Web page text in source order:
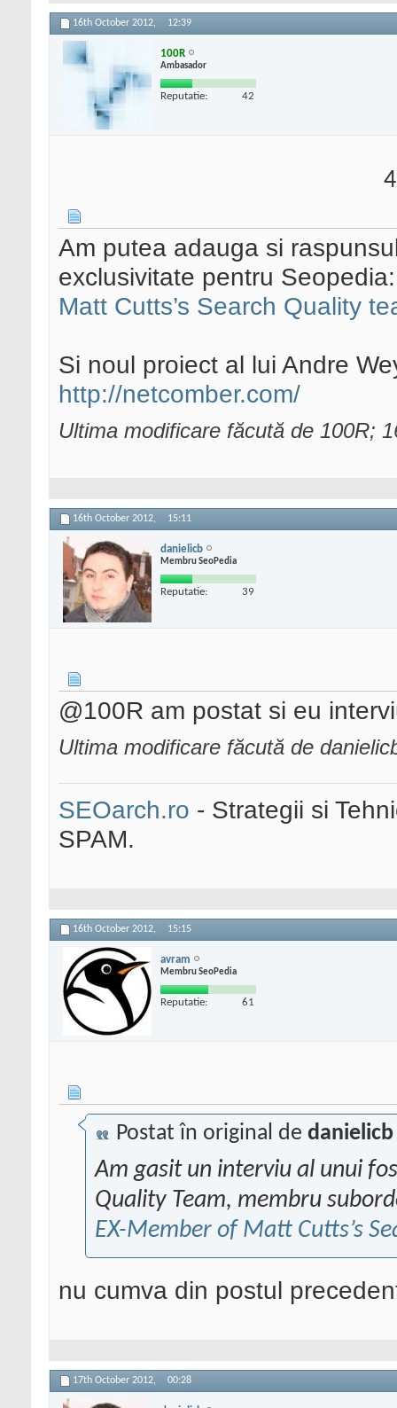
16th October 2012, 12:39
100R
Ambasador
Reputatie: 42
Am putea adauga si
exclusivitate pentru
Matt Cutts’s Search Quality
Si noul proiect al lui Andre
http://netcomber.com/
Ultima modificare făcută de 100R;
16th October 2012, 15:11
danielicb
Membru SeoPedia
Reputatie: 39
@100R am postat si eu
Ultima modificare făcută de
SEOarch.ro - Strategii si
SPAM.
16th October 2012, 15:15
avram
Membru SeoPedia
Reputatie: 61
Postat în original de danielicb
Am gasit un interviu al unui
Quality Team, membru
EX-Member of Matt Cutts’s
nu cumva din postul
17th October 2012, 00:28